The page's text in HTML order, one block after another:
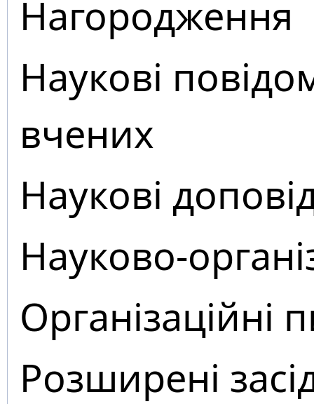
Нагородження
Наукові
вчених
Наукові
Науково-
Організаційні
Розширені